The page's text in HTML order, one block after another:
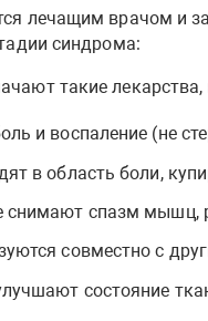
лечащим врачом и
синдрома:
такие лекарства,
и воспаление (не
в область боли,
снимают спазм мышц,
совместно с
состояние